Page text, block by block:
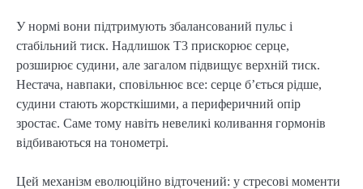
У нормі вони підтримують збалансований пульс і
стабільний тиск. Надлишок Т3 прискорює серце,
розширює судини, але загалом підвищує верхній тиск.
Нестача, навпаки, сповільнює все: серце б’ється рідше,
судини стають жорсткішими, а периферичний опір
зростає. Саме тому навіть невеликі коливання гормонів
відбиваються на тонометрі.
Цей механізм еволюційно відточений: у стресові моменти